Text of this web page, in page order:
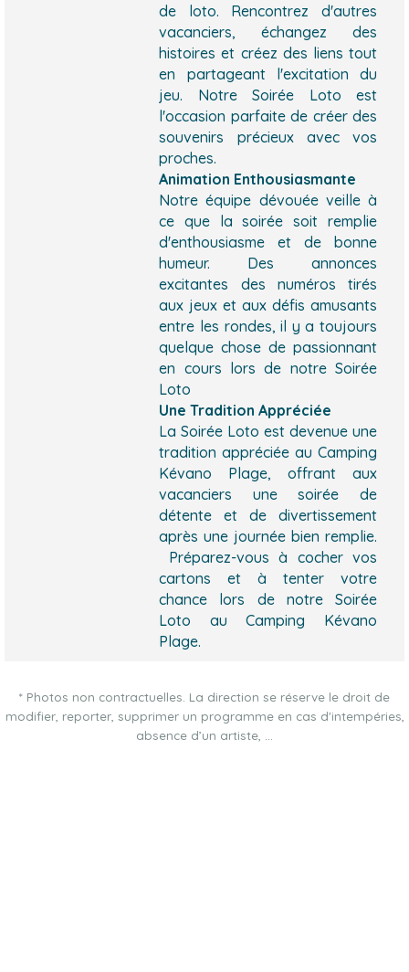
de loto. Rencontrez d'autres
vacanciers, échangez des
histoires et créez des liens tout
en partageant l'excitation du
jeu. Notre Soirée Loto est
l'occasion parfaite de créer des
souvenirs précieux avec vos
proches.
Animation Enthousiasmante
Notre équipe dévouée veille à
ce que la soirée soit remplie
d'enthousiasme et de bonne
humeur. Des annonces
excitantes des numéros tirés
aux jeux et aux défis amusants
entre les rondes, il y a toujours
quelque chose de passionnant
en cours lors de notre Soirée
Loto
Une Tradition Appréciée
La Soirée Loto est devenue une
tradition appréciée au Camping
Kévano Plage, offrant aux
vacanciers une soirée de
détente et de divertissement
après une journée bien remplie.
Préparez-vous à cocher vos
cartons et à tenter votre
chance lors de notre Soirée
Loto au Camping Kévano
Plage.
* Photos non contractuelles. La direction se réserve le droit de
modifier, reporter, supprimer un programme en cas d'intempéries,
absence d’un artiste, …